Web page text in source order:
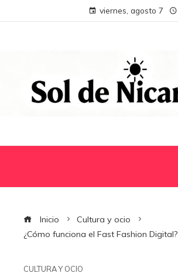
viernes, agosto 7
Inicio
Cultura y ocio
¿Cómo funciona el Fast Fashion Digital?
CULTURA Y OCIO